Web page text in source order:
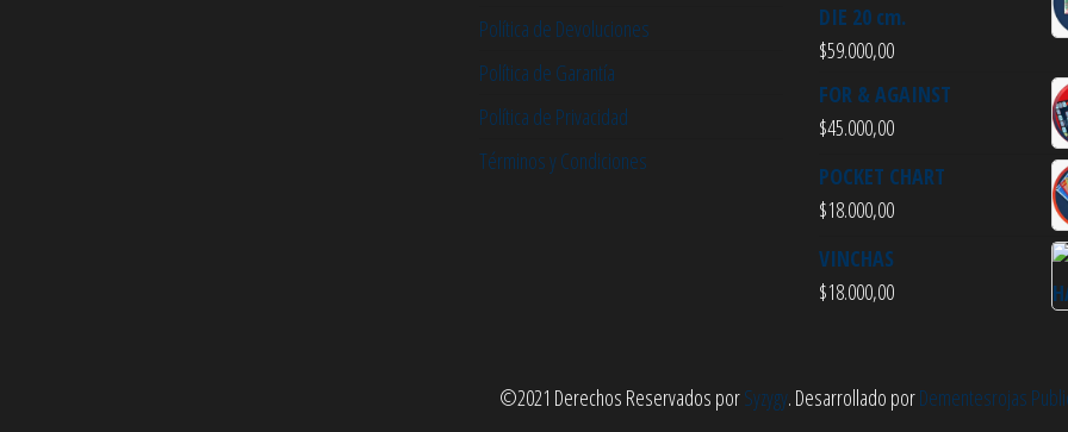
Política de Devoluciones
Política de Garantía
Política de Privacidad
Términos y Condiciones
DIE 20 cm.
$59.000,00
FOR & AGAINST
$45.000,00
POCKET CHART
$18.000,00
VINCHAS
$18.000,00
©2021 Derechos Reservados porSyzygy. Desarrollado porDementesrojas